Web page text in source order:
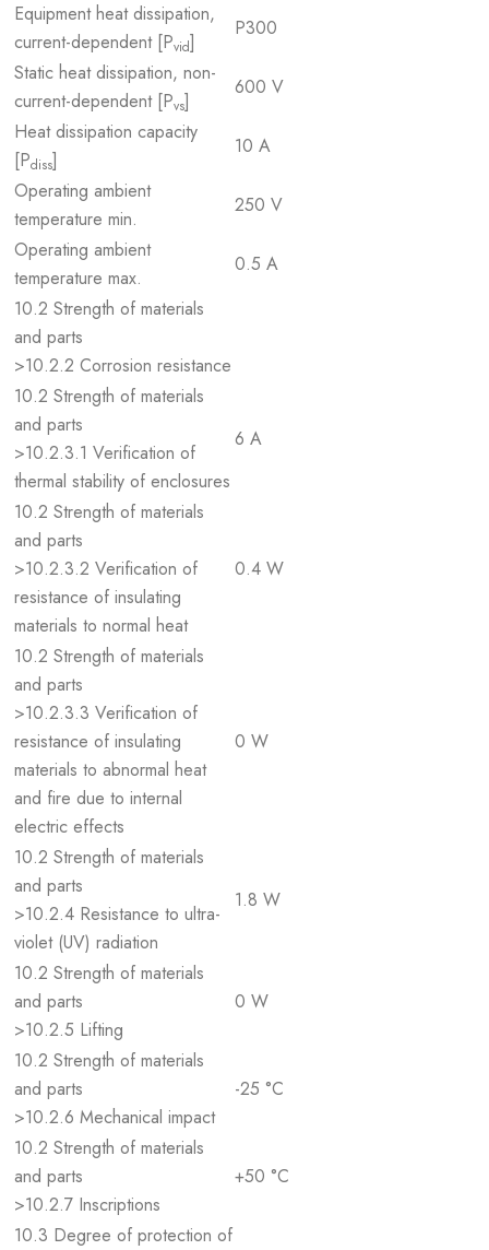
Equipment heat dissipation,
current-dependent [Pvid]
P300
Static heat dissipation, non-
current-dependent [Pvs]
600 V
Heat dissipation capacity
[Pdiss]
10 A
Operating ambient
temperature min.
250 V
Operating ambient
temperature max.
0.5 A
10.2 Strength of materials
and parts
>10.2.2 Corrosion resistance
10.2 Strength of materials
and parts
>10.2.3.1 Verification of
thermal stability of enclosures
6 A
10.2 Strength of materials
and parts
>10.2.3.2 Verification of
resistance of insulating
materials to normal heat
0.4 W
10.2 Strength of materials
and parts
>10.2.3.3 Verification of
resistance of insulating
materials to abnormal heat
and fire due to internal
electric effects
0 W
10.2 Strength of materials
and parts
>10.2.4 Resistance to ultra-
violet (UV) radiation
1.8 W
10.2 Strength of materials
and parts
>10.2.5 Lifting
0 W
10.2 Strength of materials
and parts
>10.2.6 Mechanical impact
-25 °C
10.2 Strength of materials
and parts
>10.2.7 Inscriptions
+50 °C
10.3 Degree of protection of